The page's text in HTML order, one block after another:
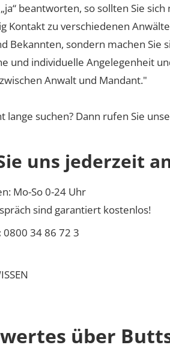
beantworten, so sollten Sie
Kontakt zu verschiedenen
Bekannten, sondern machen Sie
und individuelle Angelegenheit
Anwalt und Mandant."
lange suchen? Dann rufen Sie
uns jederzeit
Mo-So 0-24 Uhr
sind garantiert kostenlos!
0800 34 86 72 3
über